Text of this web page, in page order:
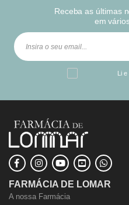
Receba as últimas
em
Li
FARMÁCIA DE LOMAR
A nossa Farmácia